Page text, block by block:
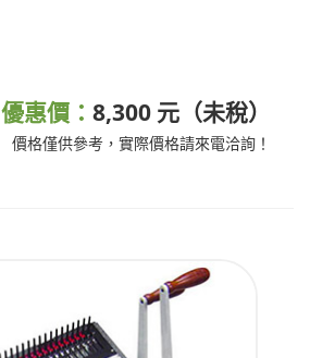
優惠價：8,300 元（未稅）
價格僅供參考，實際價格請來電洽詢！